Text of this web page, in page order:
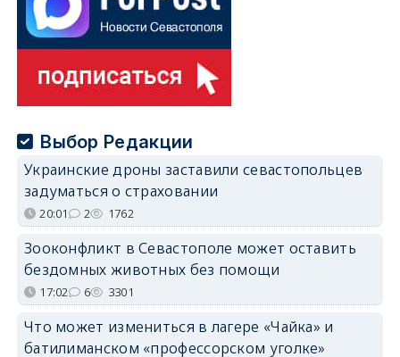
Выбор Редакции
Украинские дроны заставили севастопольцев
задуматься о страховании
20:01 2 1762
Зооконфликт в Севастополе может оставить
бездомных животных без помощи
17:02 6 3301
Что может измениться в лагере «Чайка» и
батилиманском «профессорском уголке»